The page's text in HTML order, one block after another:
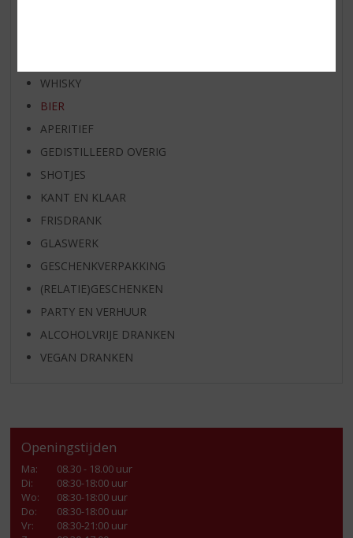
WHISKY
BIER
APERITIEF
GEDISTILLEERD OVERIG
SHOTJES
KANT EN KLAAR
FRISDRANK
GLASWERK
GESCHENKVERPAKKING
(RELATIE)GESCHENKEN
PARTY EN VERHUUR
ALCOHOLVRIJE DRANKEN
VEGAN DRANKEN
Openingstijden
Ma:
08.30 - 18.00 uur
Di:
08:30-18:00 uur
Wo:
08:30-18:00 uur
Do:
08:30-18:00 uur
Vr:
08:30-21:00 uur